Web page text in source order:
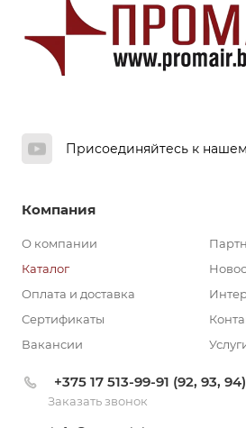
Присоединяйтесь к
Компания
О компании
Каталог
Оплата и доставка
Сертификаты
Вакансии
+375 17 513-99-91 (92, 93, 94)
Заказать звонок